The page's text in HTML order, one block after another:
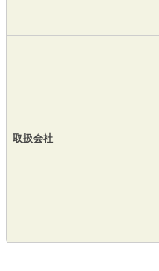
取扱会社